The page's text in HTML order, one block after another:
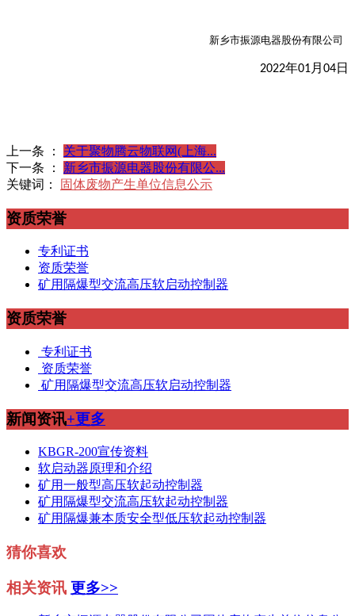
新乡市振源电器股份有限公司
2022年01月 04日
上一条 ：
关于聚物腾云物联网(上海...
下一条 ：
新乡市振源电器股份有限公...
关键词：
固体废物产生单位信息公示
资质荣誉
专利证书
资质荣誉
矿用隔爆型交流高压软启动控制器
资质荣誉
专利证书
资质荣誉
矿用隔爆型交流高压软启动控制器
新闻资讯+更多
KBGR-200宣传资料
软启动器原理和介绍
矿用一般型高压软起动控制器
矿用隔爆型交流高压软起动控制器
矿用隔爆兼本质安全型低压软起动控制器
猜你喜欢
相关资讯 更多>>